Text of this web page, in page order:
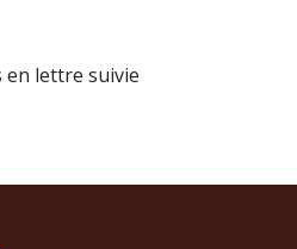
en lettre suivie